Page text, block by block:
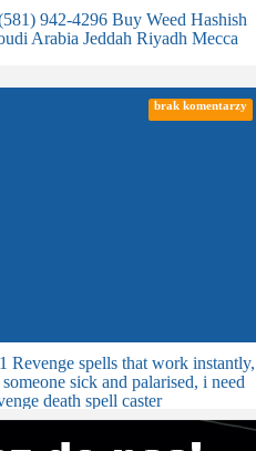
942-4296 Buy Weed Hashish
Arabia Jeddah Riyadh Mecca
Revenge spells that work instantly,
sick and palarised, i need
death spell caster
brak komentarzy